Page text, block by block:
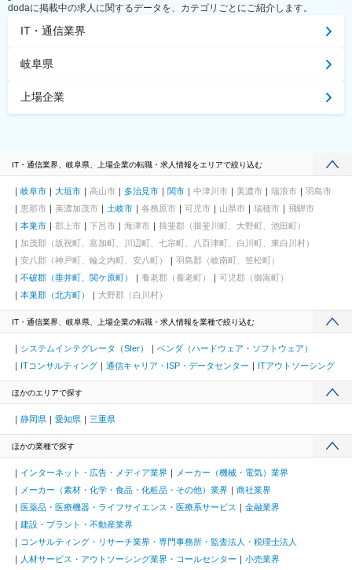
dodaに掲載中の求人に関するデータを、カテゴリごとにご紹介します。
IT・通信業界
岐阜県
上場企業
IT・通信業界、岐阜県、上場企業の転職・求人情報をエリアで絞り込む
岐阜市 大垣市 高山市 多治見市 関市 中津川市 美濃市 瑞浪市
羽島市
恵那市
美濃加茂市 土岐市 各務原市 可児市 山県市 瑞穂市
飛騨市
本巣市
郡上市 下呂市 海津市
揖斐郡（揖斐川町、大野町、池田町）
加茂郡（坂祝町、富加町、川辺町、七宗町、八百津町、白川町、東白川村）
安八郡（神戸町、輪之内町、安八町）
羽島郡（岐南町、笠松町）
不破郡（垂井町、関ケ原町）
養老郡（養老町）
可児郡（御嵩町）
本巣郡（北方町）
大野郡（白川村）
IT・通信業界、岐阜県、上場企業の転職・求人情報を業種で絞り込む
システムインテグレータ（SIer）
ベンダ（ハードウェア・ソフトウェア）
ITコンサルティング
通信キャリア・ISP・データセンター ITアウトソーシング
ほかのエリアで探す
静岡県 愛知県 三重県
ほかの業種で探す
インターネット・広告・メディア業界
メーカー（機械・電気）業界
メーカー（素材・化学・食品・化粧品・その他）業界
商社業界
医薬品・医療機器・ライフサイエンス・医療系サービス
金融業界
建設・プラント・不動産業界
コンサルティング・リサーチ業界・専門事務所・監査法人・税理士法人
人材サービス・アウトソーシング業界・コールセンター
小売業界